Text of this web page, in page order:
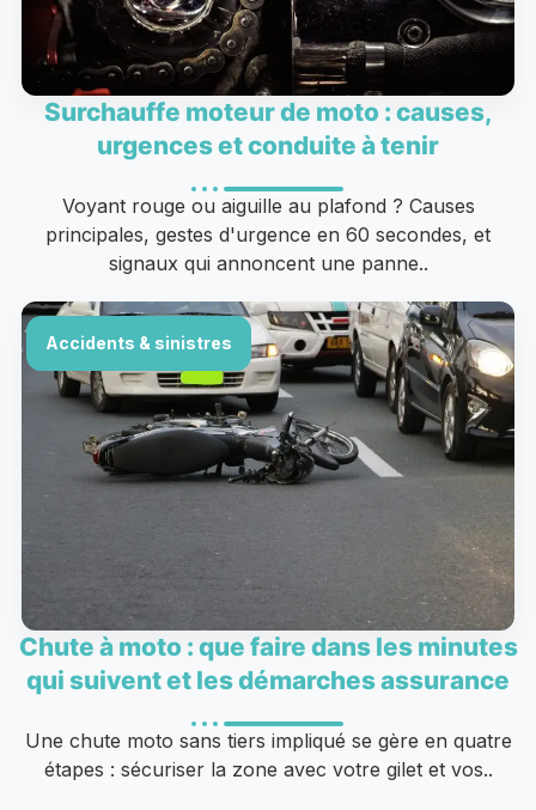
Surchauffe moteur de moto : causes,
urgences et conduite à tenir
Voyant rouge ou aiguille au plafond ? Causes
principales, gestes d'urgence en 60 secondes, et
signaux qui annoncent une panne..
Accidents & sinistres
Chute à moto : que faire dans les minutes
qui suivent et les démarches assurance
Une chute moto sans tiers impliqué se gère en quatre
étapes : sécuriser la zone avec votre gilet et vos..